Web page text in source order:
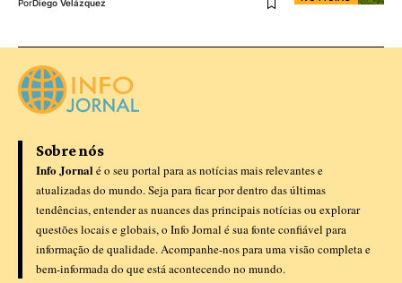
PorDiego Velázquez
Sobre nós
Info Jornal é o seu portal para as notícias mais relevantes e
atualizadas do mundo. Seja para ficar por dentro das últimas
tendências, entender as nuances das principais notícias ou explorar
questões locais e globais, o Info Jornal é sua fonte confiável para
informação de qualidade. Acompanhe-nos para uma visão completa e
bem-informada do que está acontecendo no mundo.